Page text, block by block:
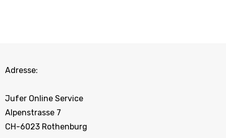
Adresse:
Jufer Online Service
Alpenstrasse 7
CH-6023 Rothenburg